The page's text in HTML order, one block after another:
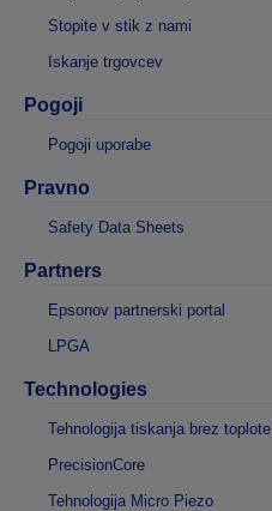
Stopite v stik z nami
Iskanje trgovcev
Pogoji
Pogoji uporabe
Pravno
Safety Data Sheets
Partners
Epsonov partnerski portal
LPGA
Technologies
Tehnologija tiskanja brez toplote
PrecisionCore
Tehnologija Micro Piezo